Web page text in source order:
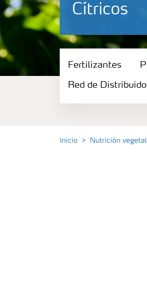
Cítricos
Fertilizantes
Portafolio de
Red de
Fertilizantes
Red de
Inicio Nutrición vegetal